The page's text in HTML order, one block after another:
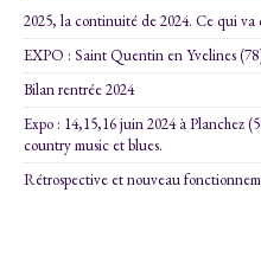
2025, la continuité de 2024. Ce qui va
EXPO : Saint Quentin en Yvelines
Bilan rentrée 2024
Expo : 14,15,16 juin 2024 à Planchez
country music et blues.
Rétrospective et nouveau